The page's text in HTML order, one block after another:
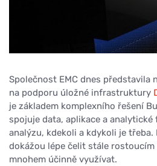
Společnost EMC dnes představila
na podporu úložné infrastruktury
je základem komplexního řešení
spojuje data, aplikace a
analýzu, kdekoli a kdykoli je
dokážou lépe čelit stále rostoucím
mnohem účinně využívat.